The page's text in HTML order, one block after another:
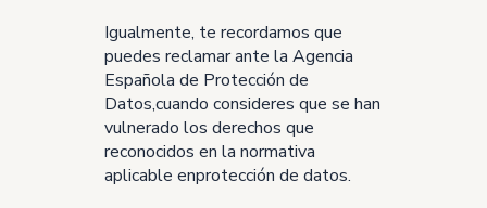
Igualmente, te recordamos que
puedes reclamar ante la Agencia
Española de Protección de
Datos,cuando consideres que se han
vulnerado los derechos que
reconocidos en la normativa
aplicable enprotección de datos.